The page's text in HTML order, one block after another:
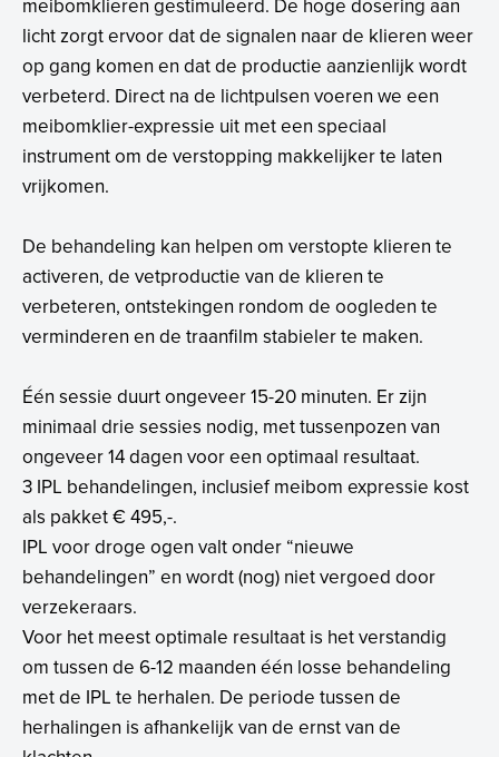
licht zorgt ervoor dat de signalen naar de klieren weer
op gang komen en dat de productie aanzienlijk wordt
verbeterd. Direct na de lichtpulsen voeren we een
meibomklier-expressie uit met een speciaal
instrument om de verstopping makkelijker te laten
vrijkomen.
De behandeling kan helpen om verstopte klieren te
activeren, de vetproductie van de klieren te
verbeteren, ontstekingen rondom de oogleden te
verminderen en de traanfilm stabieler te maken.
Één sessie duurt ongeveer 15-20 minuten. Er zijn
minimaal drie sessies nodig, met tussenpozen van
ongeveer 14 dagen voor een optimaal resultaat.
3 IPL behandelingen, inclusief meibom expressie kost
als pakket € 495,-.
IPL voor droge ogen valt onder “nieuwe
behandelingen” en wordt (nog) niet vergoed door
verzekeraars.
Voor het meest optimale resultaat is het verstandig
om tussen de 6-12 maanden één losse behandeling
met de IPL te herhalen. De periode tussen de
herhalingen is afhankelijk van de ernst van de